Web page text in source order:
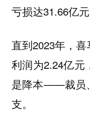
亏损达31.66亿元
直到2023年，
利润为2.24亿元
是降本——裁员
支。